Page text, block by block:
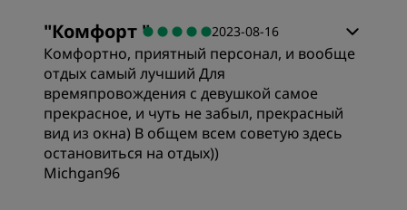
"Комфорт " 2023-08-16
Комфортно, приятный персонал, и вообще
отдых самый лучший Для
времяпровождения с девушкой самое
прекрасное, и чуть не забыл, прекрасный
вид из окна) В общем всем советую здесь
остановиться на отдых))
Michgan96